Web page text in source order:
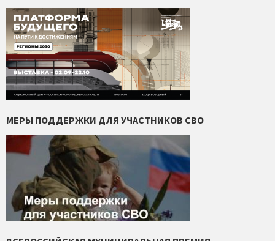
МЕРЫ ПОДДЕРЖКИ ДЛЯ УЧАСТНИКОВ СВО